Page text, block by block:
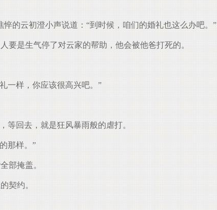
的云初澄小声说道：“到时候，咱们的婚礼也这么办吧。”
是生气停了对云家的帮助，他会被他爸打死的。
一样，你应该很高兴吧。”
回去，就是狂风暴雨般的虐打。
那样。”
部掩盖。
契约。